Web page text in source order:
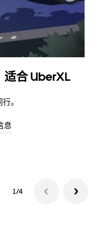
适合 UberXL
。
息
1/4